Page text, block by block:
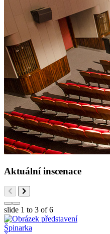
Aktuální inscenace
slide 1 to 3 of 6